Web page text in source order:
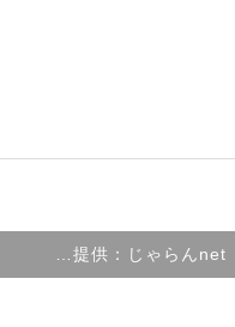
…提供：じゃらんnet